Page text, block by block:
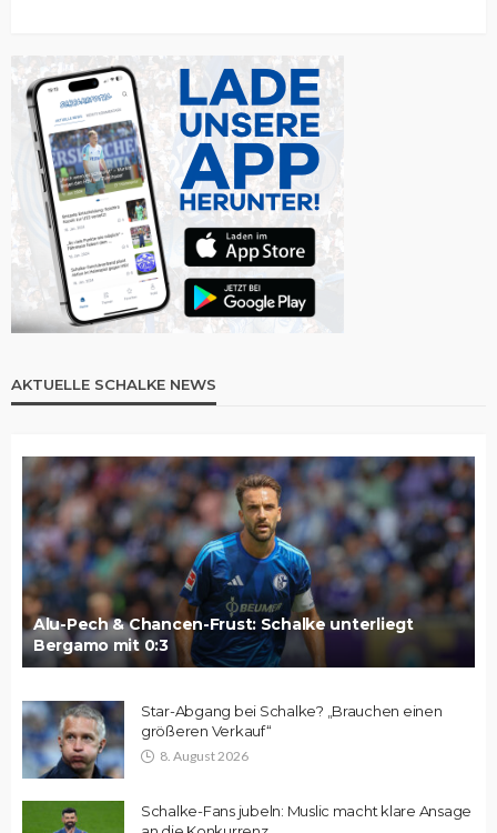
AKTUELLE SCHALKE NEWS
Alu-Pech & Chancen-Frust: Schalke unterliegt
Bergamo mit 0:3
Star-Abgang bei Schalke? „Brauchen einen
größeren Verkauf“
8. August 2026
Schalke-Fans jubeln: Muslic macht klare Ansage